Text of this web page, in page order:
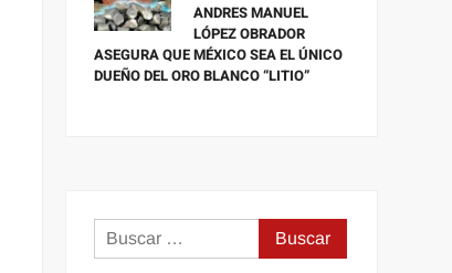
ANDRES MANUEL
LÓPEZ OBRADOR
ASEGURA QUE MÉXICO SEA EL ÚNICO
DUEÑO DEL ORO BLANCO “LITIO”
Buscar: